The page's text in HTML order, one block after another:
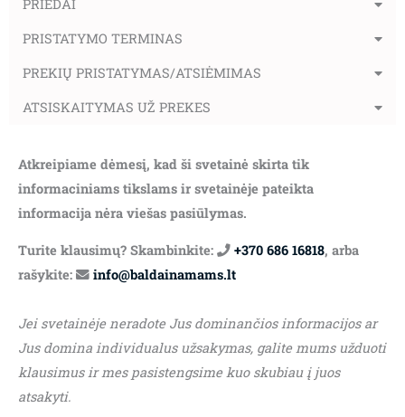
PRIEDAI
PRISTATYMO TERMINAS
PREKIŲ PRISTATYMAS/ATSIĖMIMAS
ATSISKAITYMAS UŽ PREKES
Atkreipiame dėmesį, kad ši svetainė skirta tik
informaciniams tikslams ir svetainėje pateikta
informacija nėra viešas pasiūlymas.
Turite klausimų? Skambinkite: +370 686 16818, arba
rašykite:
info@baldainamams.lt
Jei svetainėje neradote Jus dominančios informacijos ar
Jus domina individualus užsakymas, galite mums užduoti
klausimus ir mes pasistengsime kuo skubiau į juos
atsakyti.